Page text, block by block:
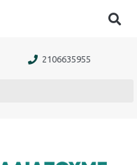
2106635955